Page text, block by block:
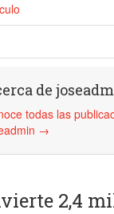
de
todas las
→
2,4